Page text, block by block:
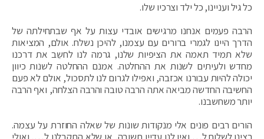
כל גיל ועניינו, כל ילד וצרכיו שלו.
הרבה פעמים אנחנו מרגישים אובדי עצות על אף שבתחילתה של
הדרך היינו לגמרי ברורים עם עצמנו, להיכן נשלח. אולם, המציאות
שלא תמיד תאמה את הציפיות שלנו, גרמה לנו לחשֵב את דרכנו
מחדש ולעיתים לשנות את ההחלטה. אמנם ההחלטה לשנות כיוון
יכולה להיות עבורנו אכזבה, ואפילו לגרום לנו לתסכול, אולם לא פעם
החשיבה החדשה מביאה אתה הרבה טובה והרבה הצלחה, ואף הרבה
יותר משחשבנו.
הורים רבים פונים אלי מנקודות שונות של שאלה החוזרת על עצמה.